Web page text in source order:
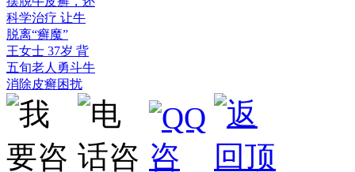
科学治疗 让牛
脱离“癣魔”
王女士 37岁 背
五旬老人勇斗牛
消除皮癣困扰